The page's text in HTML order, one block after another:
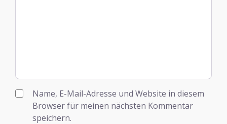
Name, E-Mail-Adresse und Website in diesem
Browser für meinen nächsten Kommentar
speichern.